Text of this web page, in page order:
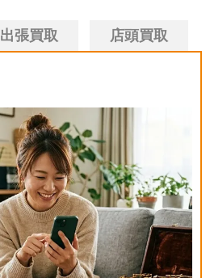
出張買取 店頭買取